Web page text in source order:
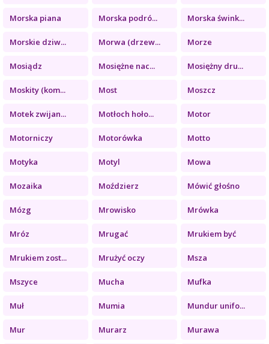
Morska piana Morska podró... Morska śwink...
Morskie dziw... Morwa (drzew... Morze
Mosiądz Mosiężne nac... Mosiężny dru...
Moskity (kom... Most Moszcz
Motek zwijan... Motłoch hoło... Motor
Motorniczy Motorówka Motto
Motyka Motyl Mowa
Mozaika Moździerz Mówić głośno
Mózg Mrowisko Mrówka
Mróz Mrugać Mrukiem być
Mrukiem zost... Mrużyć oczy Msza
Mszyce Mucha Mufka
Muł Mumia Mundur unifo...
Mur Murarz Murawa